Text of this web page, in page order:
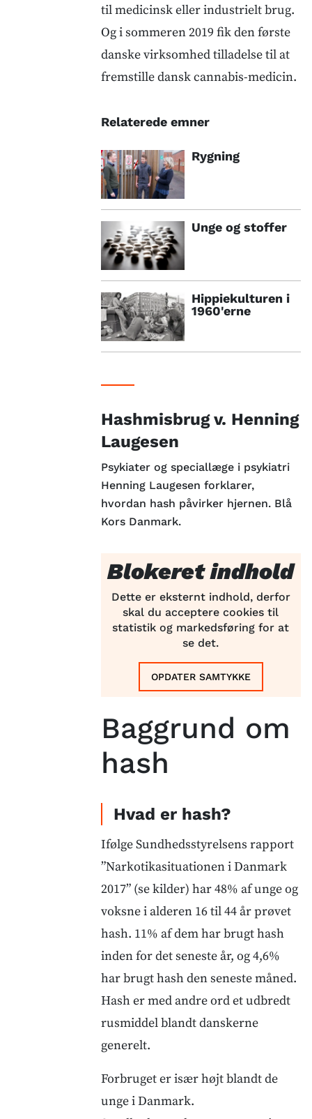
til medicinsk eller industrielt brug.
Og i sommeren 2019 fik den første
danske virksomhed tilladelse til at
fremstille dansk cannabis-medicin.
Relaterede emner
Rygning
Unge og stoffer
Hippiekulturen i
1960'erne
Hashmisbrug v. Henning
Laugesen
Psykiater og speciallæge i psykiatri
Henning Laugesen forklarer,
hvordan hash påvirker hjernen. Blå
Kors Danmark.
Blokeret indhold
Dette er eksternt indhold, derfor
skal du acceptere cookies til
statistik og markedsføring for at
se det.
OPDATER SAMTYKKE
Baggrund om
hash
Hvad er hash?
Ifølge Sundhedsstyrelsens rapport
”Narkotikasituationen i Danmark
2017” (se kilder) har 48% af unge og
voksne i alderen 16 til 44 år prøvet
hash. 11% af dem har brugt hash
inden for det seneste år, og 4,6%
har brugt hash den seneste måned.
Hash er med andre ord et udbredt
rusmiddel blandt danskerne
generelt.
Forbruget er især højt blandt de
unge i Danmark.